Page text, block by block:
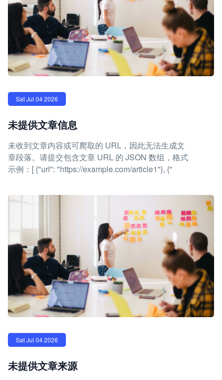
Sat Jul 04 2026
未提供文章信息
未收到文章内容或可爬取的 URL，因此无法生成文
章段落。请提交包含文章 URL 的 JSON 数组，格式
示例：[ {"url": "https://example.com/article1"}, {"
Sat Jul 04 2026
未提供文章来源